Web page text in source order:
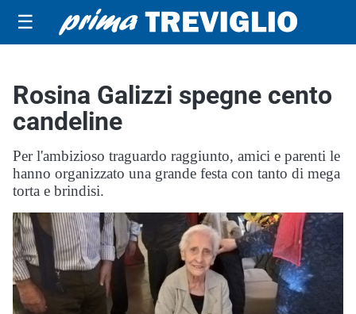
☰
Rosina Galizzi spegne cento
candeline
Per l'ambizioso traguardo raggiunto, amici e parenti le
hanno organizzato una grande festa con tanto di mega
torta e brindisi.